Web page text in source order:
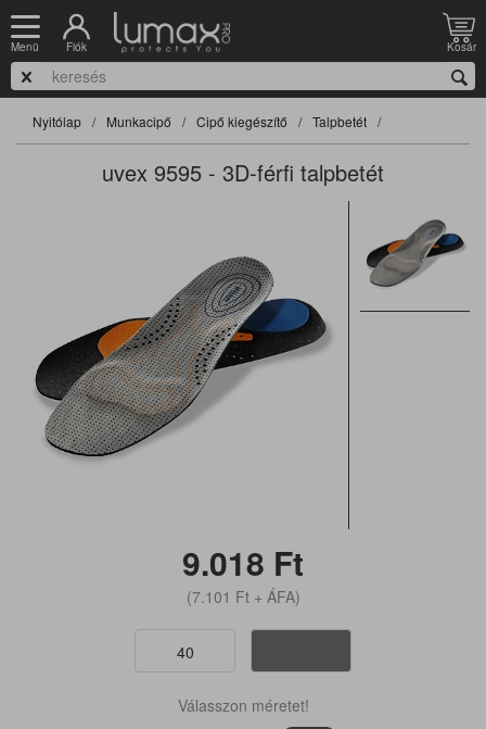
Menü Fiók Kosár
Nyitólap Munkacipő Cipő kiegészítő Talpbetét
uvex 9595 - 3D-férfi talpbetét
9.018 Ft
(7.101 Ft+ ÁFA)
40
Válasszon méretet!